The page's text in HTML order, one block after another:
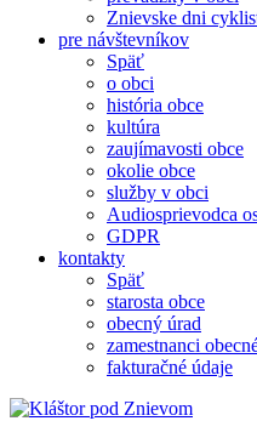
Znievske dni
pre návštevníkov
Späť
o obci
história obce
kultúra
zaujímavosti obce
okolie obce
služby v obci
Audiosprievodca
GDPR
kontakty
Späť
starosta obce
obecný úrad
zamestnanci
fakturačné údaje